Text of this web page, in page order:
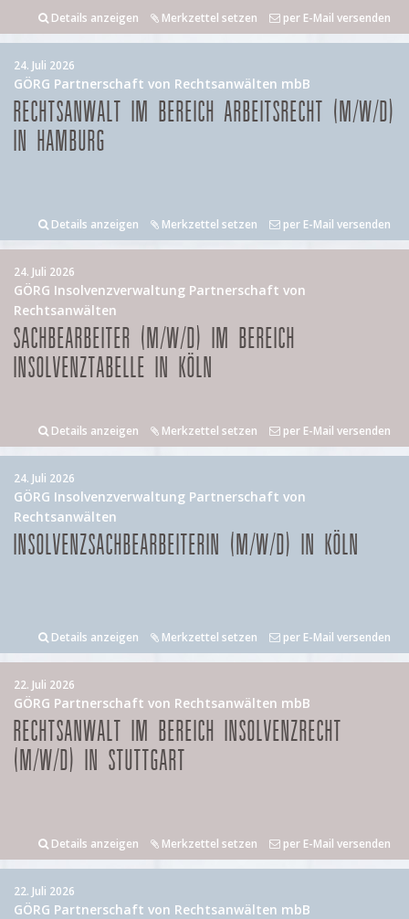
Details anzeigen Merkzettel setzen per E-Mail versenden
24. Juli 2026
GÖRG Partnerschaft von Rechtsanwälten mbB
RECHTSANWALT IM BEREICH ARBEITSRECHT (M/W/D)
IN HAMBURG
Details anzeigen Merkzettel setzen per E-Mail versenden
24. Juli 2026
GÖRG Insolvenzverwaltung Partnerschaft von
Rechtsanwälten
SACHBEARBEITER (M/W/D) IM BEREICH
INSOLVENZTABELLE IN KÖLN
Details anzeigen Merkzettel setzen per E-Mail versenden
24. Juli 2026
GÖRG Insolvenzverwaltung Partnerschaft von
Rechtsanwälten
INSOLVENZSACHBEARBEITERIN (M/W/D) IN KÖLN
Details anzeigen Merkzettel setzen per E-Mail versenden
22. Juli 2026
GÖRG Partnerschaft von Rechtsanwälten mbB
RECHTSANWALT IM BEREICH INSOLVENZRECHT
(M/W/D) IN STUTTGART
Details anzeigen Merkzettel setzen per E-Mail versenden
22. Juli 2026
GÖRG Partnerschaft von Rechtsanwälten mbB